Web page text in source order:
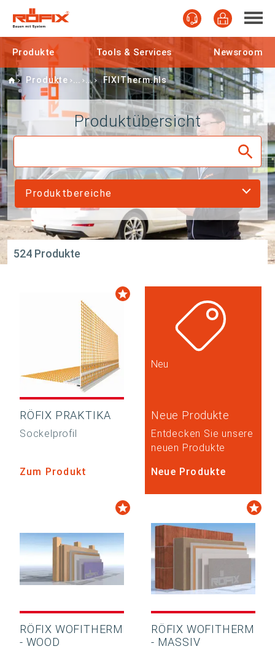
Produkte Tools & Services Newsroom
HomeProdukte FIXITherm.hls
Produktübersicht
Produktbereiche
524 Produkte
RÖFIX PRAKTIKA
Sockelprofil
Zum Produkt
Neu
Neue Produkte
Entdecken Sie unsere
neuen Produkte
Neue Produkte
RÖFIX WOFITHERM
- WOOD
RÖFIX WOFITHERM
- MASSIV